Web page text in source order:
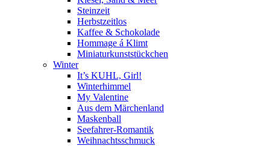
Steinzeit
Herbstzeitlos
Kaffee & Schokolade
Hommage á Klimt
Miniaturkunststückchen
Winter
It’s KUHL, Girl!
Winterhimmel
My Valentine
Aus dem Märchenland
Maskenball
Seefahrer-Romantik
Weihnachtsschmuck